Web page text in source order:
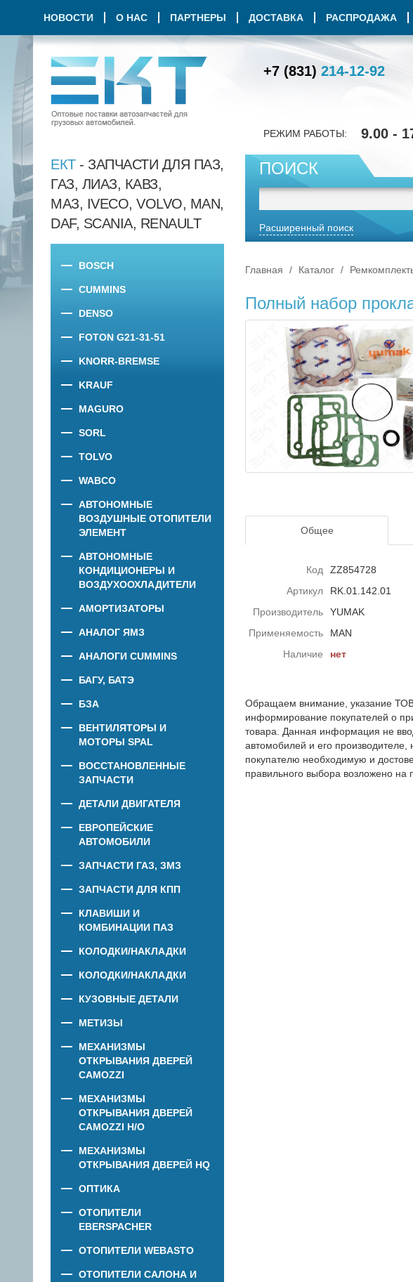
НОВОСТИ О НАС ПАРТНЕРЫ ДОСТАВКА РАСПРОДАЖА
+7 (831) 214-12-92
РЕЖИМ РАБОТЫ:
9.00 -
ЕКТ- ЗАПЧАСТИ ДЛЯ ПАЗ,
ГАЗ, ЛИАЗ, КАВЗ,
МАЗ, IVECO, VOLVO, MAN,
DAF, SCANIA, RENAULT
BOSCH
CUMMINS
DENSO
FOTON G21-31-51
KNORR-BREMSE
KRAUF
MAGURO
SORL
TOLVO
WABCO
АВТОНОМНЫЕ
ВОЗДУШНЫЕ ОТОПИТЕЛИ
ЭЛЕМЕНТ
АВТОНОМНЫЕ
КОНДИЦИОНЕРЫ И
ВОЗДУХООХЛАДИТЕЛИ
АМОРТИЗАТОРЫ
АНАЛОГ ЯМЗ
АНАЛОГИ CUMMINS
БАГУ, БАТЭ
БЗА
ВЕНТИЛЯТОРЫ И
МОТОРЫ SPAL
ВОССТАНОВЛЕННЫЕ
ЗАПЧАСТИ
ДЕТАЛИ ДВИГАТЕЛЯ
ЕВРОПЕЙСКИЕ
АВТОМОБИЛИ
ЗАПЧАСТИ ГАЗ, ЗМЗ
ЗАПЧАСТИ ДЛЯ КПП
КЛАВИШИ И
КОМБИНАЦИИ ПАЗ
КОЛОДКИ/НАКЛАДКИ
КОЛОДКИ/НАКЛАДКИ
КУЗОВНЫЕ ДЕТАЛИ
МЕТИЗЫ
МЕХАНИЗМЫ
ОТКРЫВАНИЯ ДВЕРЕЙ
CAMOZZI
МЕХАНИЗМЫ
ОТКРЫВАНИЯ ДВЕРЕЙ
CAMOZZI Н/О
МЕХАНИЗМЫ
ОТКРЫВАНИЯ ДВЕРЕЙ HQ
ОПТИКА
ОТОПИТЕЛИ
EBERSPACHER
ОТОПИТЕЛИ WEBASTO
ОТОПИТЕЛИ САЛОНА И
ПОИСК
Расширенный поиск
Главная Каталог
Полный набор
Общее
Код
ZZ854728
Артикул
RK.01.142.01
Производитель
YUMAK
Применяемость
MAN
Наличие
нет
Обращаем внимание, указание
информирование покупателей о
товара. Данная информация не
автомобилей и его
покупателю необходимую и
правильного выбора возложено на